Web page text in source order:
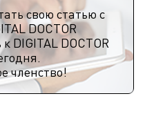
свою статью с
DOCTOR
DIGITAL DOCTOR
членство!